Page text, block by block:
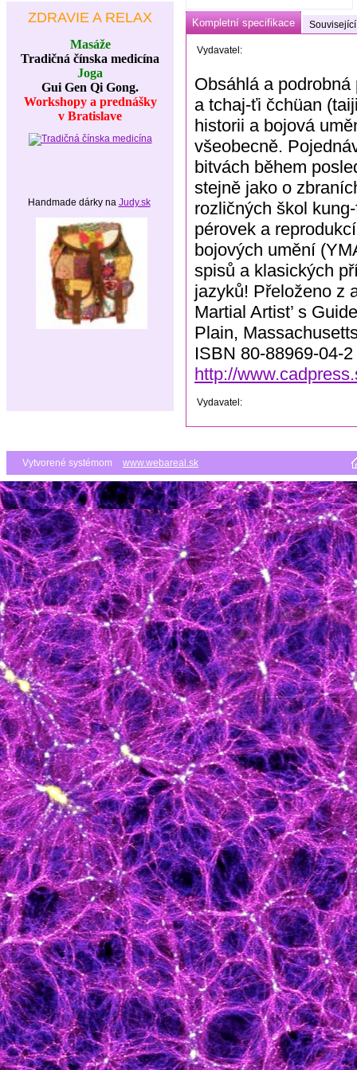
ZDRAVIE A RELAX
Masáže
Tradičná čínska medicína
Joga
Gui Gen Qi Gong.
Workshopy a prednášky
v Bratislave
Handmade dárky na Judy.sk
Kompletní specifikace
Vydavatel:
Obsáhlá a
a tchaj-ťi čchüan
historii a bojová
všeobecně.
bitvách během
stejně jako o
rozličných škol
pérovek a
bojových umění
spisů a klasických
jazyků! Přeloženo z
Martial Artist’ s
Plain,
ISBN 80-88969-04-
http://
Vydavatel:
Vytvorené systémom www.webareal.sk